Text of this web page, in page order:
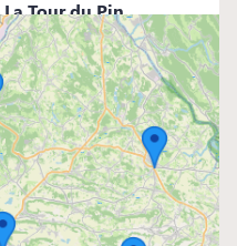
Tour du Pin
La Tour-du-Pin
Verpillère
- La Verpillière